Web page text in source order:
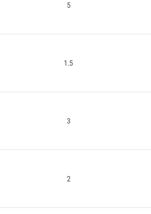
5
1.5
3
2